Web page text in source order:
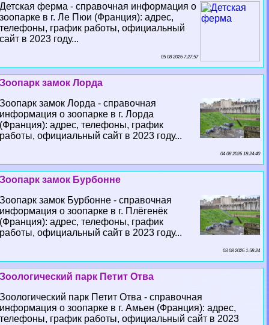
Детская ферма - справочная информация о
зоопарке в г. Ле Пюи (Франция): адрес,
телефоны, график работы, официальный
сайт в 2023 году...
05 08 2026 7:27:57
Зоопарк замок Лорда
Зоопарк замок Лорда - справочная
информация о зоопарке в г. Лорда
(Франция): адрес, телефоны, график
работы, официальный сайт в 2023 году...
04 08 2026 18:24:40
Зоопарк замок Бурбонне
Зоопарк замок Бурбонне - справочная
информация о зоопарке в г. Плёгенёк
(Франция): адрес, телефоны, график
работы, официальный сайт в 2023 году...
03 08 2026 1:58:24
Зоологический парк Петит Отва
Зоологический парк Петит Отва - справочная
информация о зоопарке в г. Амьен (Франция): адрес,
телефоны, график работы, официальный сайт в 2023